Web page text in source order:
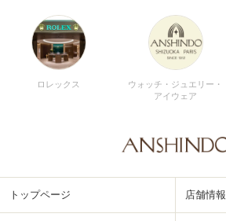
ロレックス
ウォッチ・ジュエリー・
アイウェア
トップページ 店舗情報